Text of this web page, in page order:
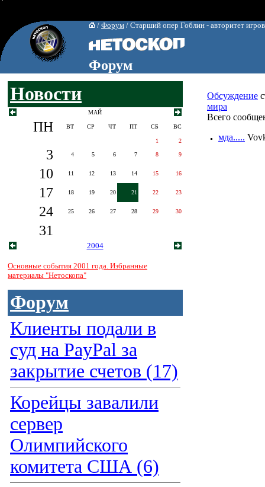
/ Форум / Старший опер Гоблин - авторитет
Форум
Новости
МАЙ
ПН ВТ СР ЧТ ПТ СБ ВС
1 2
3 4 5 6 7 8 9
10 11 12 13 14 15 16
17 18 19 20 21 22 23
24 25 26 27 28 29 30
31
2004
Основные события 2001 года. Избранные
материалы "Нетоскопа"
Форум
Клиенты подали в
суд на PayPal за
закрытие счетов (17)
Корейцы завалили
сервер
Олимпийского
комитета США (6)
Обсуждение
мира
Всего
мда.....